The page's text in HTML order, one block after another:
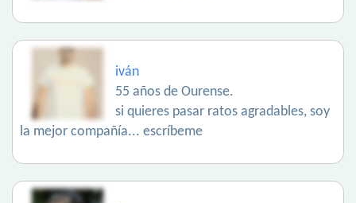
iván
55 años de Ourense.
si quieres pasar ratos agradables, soy
la mejor compañía... escríbeme